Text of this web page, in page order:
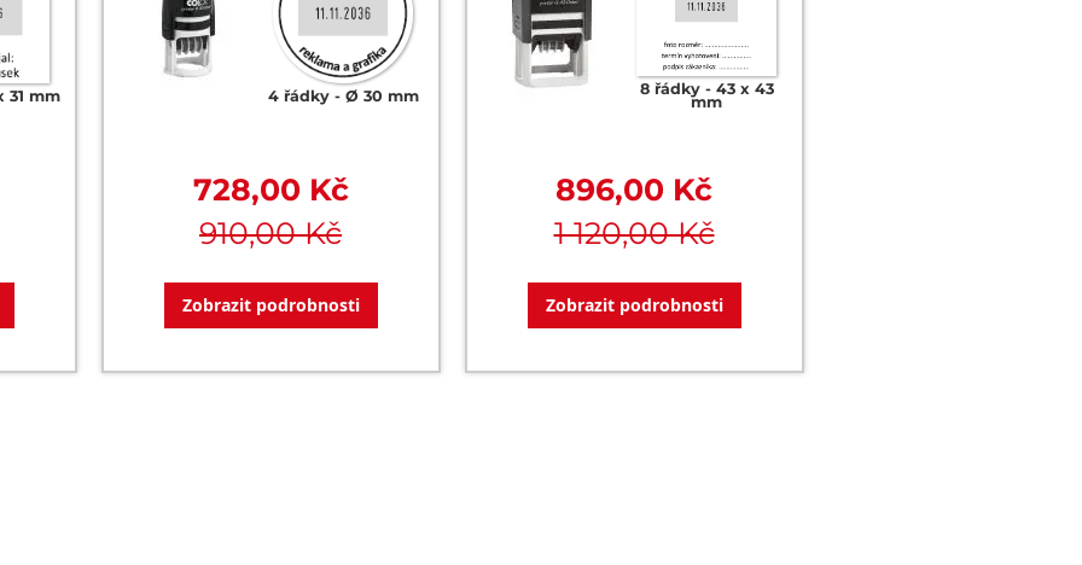
31 mm 4 řádky Ø 30 mm
728,00 Kč
910,00 Kč
Zobrazit podrobnosti
8 řádky 43 x 43
mm
896,00 Kč
1 120,00 Kč
Zobrazit podrobnosti